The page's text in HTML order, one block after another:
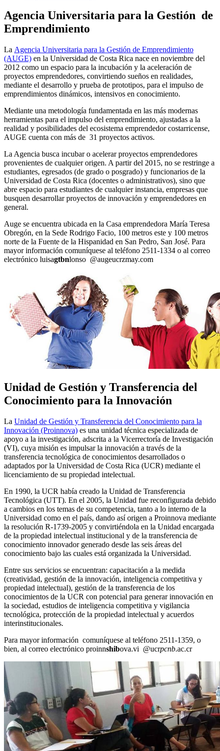
Agencia Universitaria para la Gestión de
Emprendimiento
La Agencia Universitaria para la Gestión de Emprendimiento
(AUGE) en la Universidad de Costa Rica nace en noviembre del
2012 como un espacio para la incubación y la aceleración de
proyectos emprendedores, convirtiendo sueños en realidades,
mediante el desarrollo y prueba de prototipos, para el impulso de
emprendimientos dinámicos, intensivos en conocimiento.
Mediante una metodología fundamentada en las más modernas
herramientas para el impulso del emprendimiento, ajustadas a la
realidad y posibilidades del ecosistema emprendedor costarricense,
AUGE cuenta con más de 31 proyectos activos.
La Agencia busca incubar o acelerar proyectos emprendedores
provenientes de cualquier origen. A partir del 2015, no se restringe a
estudiantes, egresados (de grado o posgrado) y funcionarios de la
Universidad de Costa Rica (docentes o administrativos), sino que
abre espacio para estudiantes de cualquier instancia, empresas que
busquen desarrollar proyectos de innovación y emprendedores en
general.
Auge se encuentra ubicada en la Casa emprendedora María Teresa
Obregón, en la Sede Rodrigo Facio, 100 metros este y 100 metros
norte de la Fuente de la Hispanidad en San Pedro, San José. Para
mayor información comuníquese al teléfono 2511-1334 o al correo
electrónico luisagtbnlonso @augeucrzmay.com
Unidad de Gestión y Transferencia del
Conocimiento para la Innovación
La Unidad de Gestión y Transferencia del Conocimiento para la
Innovación (Proinnova) es una unidad técnica especializada de
apoyo a la investigación, adscrita a la Vicerrectoría de Investigación
(VI), cuya misión es impulsar la innovación a través de la
transferencia tecnológica de conocimientos desarrollados o
adaptados por la Universidad de Costa Rica (UCR) mediante el
licenciamiento de su propiedad intelectual.
En 1990, la UCR había creado la Unidad de Transferencia
Tecnológica (UTT). En el 2005, la Unidad fue reconfigurada debido
a cambios en los temas de su competencia, tanto a lo interno de la
Universidad como en el país, dando así origen a Proinnova mediante
la resolución R-1739-2005 y convirtiéndola en la Unidad encargada
de la propiedad intelectual institucional y de la transferencia de
conocimiento innovador generado desde las seis áreas del
conocimiento bajo las cuales está organizada la Universidad.
Entre sus servicios se encuentran: capacitación a la medida
(creatividad, gestión de la innovación, inteligencia competitiva y
propiedad intelectual), gestión de la transferencia de los
conocimientos de la UCR con potencial para generar innovación en
la sociedad, estudios de inteligencia competitiva y vigilancia
tecnológica, protección de la propiedad intelectual y acuerdos
interinstitucionales.
Para mayor información comuníquese al teléfono 2511-1359, o
bien, al correo electrónico proinnshibova.vi @ucrpcnb.ac.cr